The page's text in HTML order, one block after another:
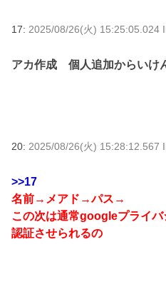
17: 2025/08/26(火) 15:25:05.024
アカ作成 個人追加からいけ
20: 2025/08/26(火) 15:28:12.567
>>17
名前→メアド→パス→
この次は通常googleプライ
認証させられるの